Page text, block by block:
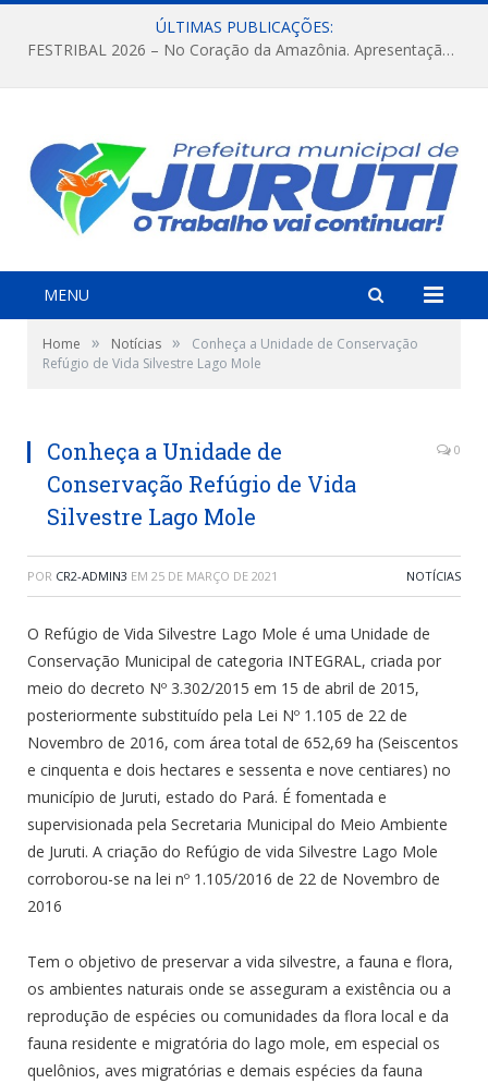
ÚLTIMAS PUBLICAÇÕES:
FESTRIBAL 2026 – No Coração da Amazônia. Apresentação da Munduruku.
MENU
Home » Notícias »
Conheça a Unidade de Conservação
Refúgio de Vida Silvestre Lago Mole
Conheça a Unidade de
Conservação Refúgio de Vida
Silvestre Lago Mole
0
POR CR2-ADMIN3 EM 25 DE MARÇO DE 2021 NOTÍCIAS
O Refúgio de Vida Silvestre Lago Mole é uma Unidade de
Conservação Municipal de categoria INTEGRAL, criada por
meio do decreto Nº 3.302/2015 em 15 de abril de 2015,
posteriormente substituído pela Lei Nº 1.105 de 22 de
Novembro de 2016, com área total de 652,69 ha (Seiscentos
e cinquenta e dois hectares e sessenta e nove centiares) no
município de Juruti, estado do Pará. É fomentada e
supervisionada pela Secretaria Municipal do Meio Ambiente
de Juruti. A criação do Refúgio de vida Silvestre Lago Mole
corroborou-se na lei nº 1.105/2016 de 22 de Novembro de
2016
Tem o objetivo de preservar a vida silvestre, a fauna e flora,
os ambientes naturais onde se asseguram a existência ou a
reprodução de espécies ou comunidades da flora local e da
fauna residente e migratória do lago mole, em especial os
quelônios, aves migratórias e demais espécies da fauna